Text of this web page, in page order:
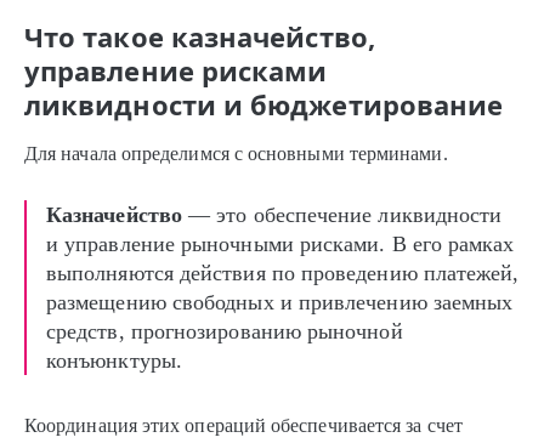
Что такое казначейство,
управление рисками
ликвидности и бюджетирование
Для начала определимся с основными терминами.
Казначейство— это обеспечение ликвидности
и управление рыночными рисками. В его рамках
выполняются действия по проведению платежей,
размещению свободных и привлечению заемных
средств, прогнозированию рыночной
конъюнктуры.
Координация этих операций обеспечивается за счет